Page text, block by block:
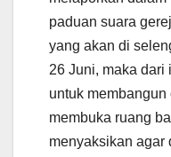
paduan suara
yang akan di
26 Juni, maka dari
untuk
membuka ruang
menyaksikan agar